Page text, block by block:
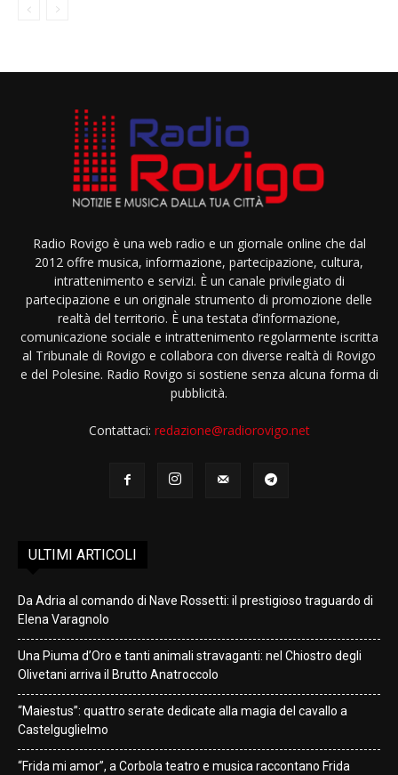
Radio Rovigo è una web radio e un giornale online che dal
2012 offre musica, informazione, partecipazione, cultura,
intrattenimento e servizi. È un canale privilegiato di
partecipazione e un originale strumento di promozione delle
realtà del territorio. È una testata d’informazione,
comunicazione sociale e intrattenimento regolarmente iscritta
al Tribunale di Rovigo e collabora con diverse realtà di Rovigo
e del Polesine. Radio Rovigo si sostiene senza alcuna forma di
pubblicità.
Contattaci: redazione@radiorovigo.net
ULTIMI ARTICOLI
Da Adria al comando di Nave Rossetti: il prestigioso traguardo di
Elena Varagnolo
Una Piuma d’Oro e tanti animali stravaganti: nel Chiostro degli
Olivetani arriva il Brutto Anatroccolo
“Maiestus”: quattro serate dedicate alla magia del cavallo a
Castelguglielmo
“Frida mi amor”, a Corbola teatro e musica raccontano Frida